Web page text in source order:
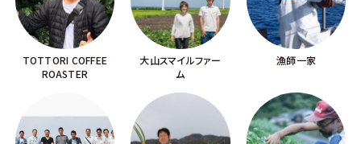
TOTTORI COFFEE
ROASTER
大山スマイルファー
ム
漁師一家